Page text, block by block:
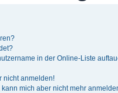
in der Online-Liste
nicht anmelden!
mich aber nicht mehr